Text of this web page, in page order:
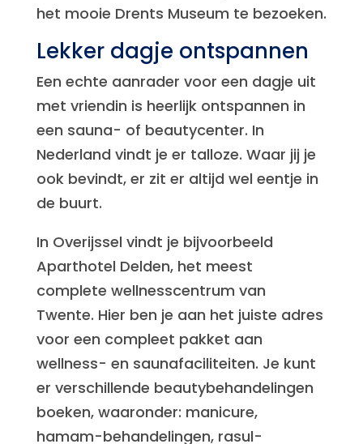
het mooie Drents Museum te bezoeken.
Lekker dagje ontspannen
Een echte aanrader voor een dagje uit
met vriendin is heerlijk ontspannen in
een sauna- of beautycenter. In
Nederland vindt je er talloze. Waar jij je
ook bevindt, er zit er altijd wel eentje in
de buurt.
In Overijssel vindt je bijvoorbeeld
Aparthotel Delden, het meest
complete wellnesscentrum van
Twente. Hier ben je aan het juiste adres
voor een compleet pakket aan
wellness- en saunafaciliteiten. Je kunt
er verschillende beautybehandelingen
boeken, waaronder: manicure,
hamam-behandelingen, rasul-